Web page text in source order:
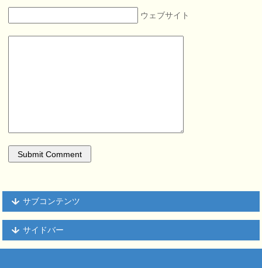
ウェブサイト
サブコンテンツ
サイドバー